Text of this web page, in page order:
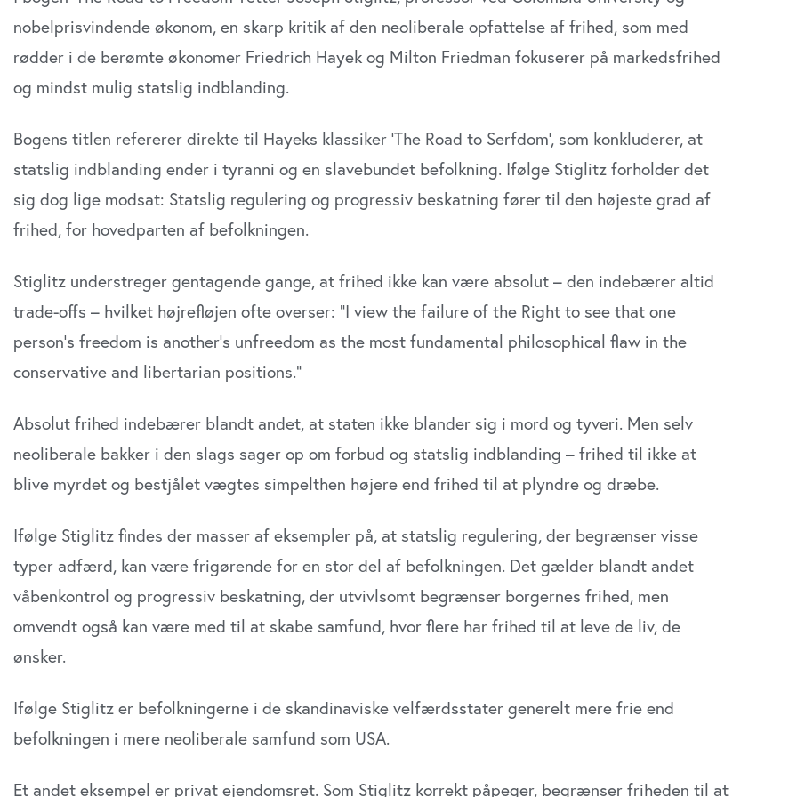
nobelprisvindende økonom, en skarp kritik af den neoliberale opfattelse af frihed, som med
rødder i de berømte økonomer Friedrich Hayek og Milton Friedman fokuserer på markedsfrihed
og mindst mulig statslig indblanding.
Bogens titlen refererer direkte til Hayeks klassiker ’The Road to Serfdom’, som konkluderer, at
statslig indblanding ender i tyranni og en slavebundet befolkning. Ifølge Stiglitz forholder det
sig dog lige modsat: Statslig regulering og progressiv beskatning fører til den højeste grad af
frihed, for hovedparten af befolkningen.
Stiglitz understreger gentagende gange, at frihed ikke kan være absolut – den indebærer altid
trade-offs – hvilket højrefløjen ofte overser: “I view the failure of the Right to see that one
person’s freedom is another’s unfreedom as the most fundamental philosophical flaw in the
conservative and libertarian positions.”
Absolut frihed indebærer blandt andet, at staten ikke blander sig i mord og tyveri. Men selv
neoliberale bakker i den slags sager op om forbud og statslig indblanding – frihed til ikke at
blive myrdet og bestjålet vægtes simpelthen højere end frihed til at plyndre og dræbe.
Ifølge Stiglitz findes der masser af eksempler på, at statslig regulering, der begrænser visse
typer adfærd, kan være frigørende for en stor del af befolkningen. Det gælder blandt andet
våbenkontrol og progressiv beskatning, der utvivlsomt begrænser borgernes frihed, men
omvendt også kan være med til at skabe samfund, hvor flere har frihed til at leve de liv, de
ønsker.
Ifølge Stiglitz er befolkningerne i de skandinaviske velfærdsstater generelt mere frie end
befolkningen i mere neoliberale samfund som USA.
Et andet eksempel er privat ejendomsret. Som Stiglitz korrekt påpeger, begrænser friheden til at